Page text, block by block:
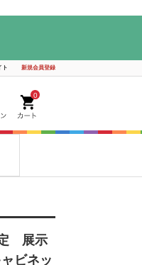
ト 新規会員登録
0
定 展示
ビネッ